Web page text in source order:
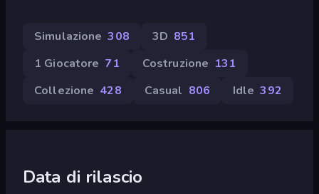
Simulazione 308 3D 851
1 Giocatore 71 Costruzione 131
Collezione 428 Casual 806 Idle 392
Data di rilascio